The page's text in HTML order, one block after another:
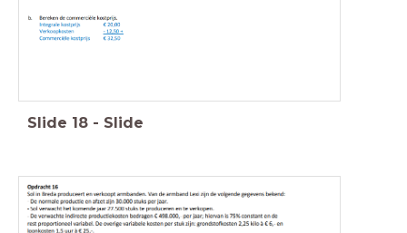
Slide 18 - Slide